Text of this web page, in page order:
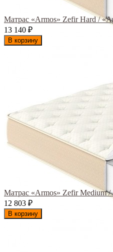
Матрас «Armos» Zefir Hard /
13 140 ₽
В корзину
Матрас «Armos» Zefir Medium
12 803 ₽
В корзину